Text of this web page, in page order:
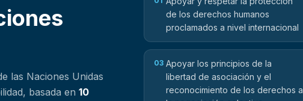
las Naciones Unidas
basada en 10
de los derechos humanos
proclamados a nivel internacional
03 Apoyar los principios de la
libertad de asociación y el
reconocimiento de los derechos a